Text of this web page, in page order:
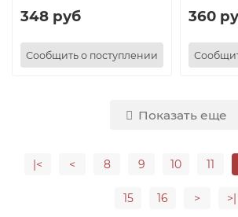
348 руб
Сообщить о поступлении
360
Показать еще
|< < 8 9 10 11
15 16 > >|